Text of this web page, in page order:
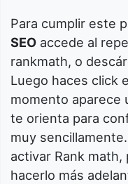
Para cumplir este
SEO accede al
rankmath, o
Luego haces click
momento aparece
te orienta para
muy
activar Rank
hacerlo más